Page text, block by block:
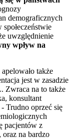
demograficznych
uwzględnienie
wpływ na
także
jest w zasadzie
Zwraca na to także
konsultant
Trudno oprzeć się
pacjentów z
na bardzo